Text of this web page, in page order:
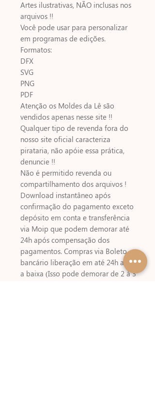
Artes ilustrativas, NÃO inclusas nos
arquivos !!
Você pode usar para personalizar
em programas de edições.
Formatos:
DFX
SVG
PNG
PDF
Atenção os Moldes da Lê são
vendidos apenas nesse site !!
Qualquer tipo de revenda fora do
nosso site oficial caracteriza
pirataria, não apóie essa prática,
denuncie !!
Não é permitido revenda ou
compartilhamento dos arquivos !
Download instantâneo após
confirmação do pagamento exceto
depósito em conta e transferência
via Moip que podem demorar até
24h após compensação dos
pagamentos. Compras via Boleto
bancário liberação em até 24h após
a baixa (Isso pode demorar de 2 à 3